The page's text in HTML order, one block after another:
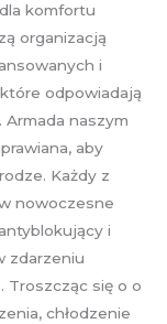
komfortu
organizacją
i
odpowiadają
Armada naszym
aby
Każdy z
nowoczesne
i
zdarzeniu
Troszcząc się o o
chłodzenie